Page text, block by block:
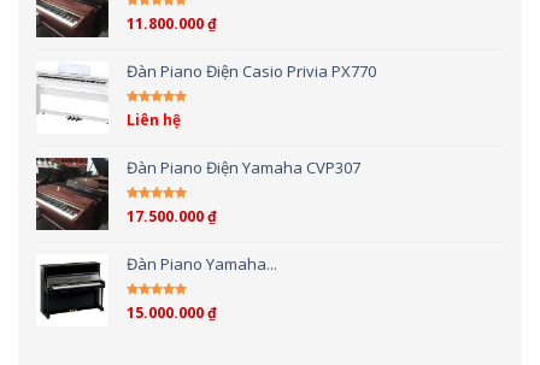
Được xếp hạng
11.800.000₫
Đàn Piano Điện Casio Privia PX770
Được xếp hạng
Liên hệ
Đàn Piano Điện Yamaha CVP307
Được xếp hạng
17.500.000₫
Đàn Piano Yamaha...
Được xếp hạng
15.000.000₫